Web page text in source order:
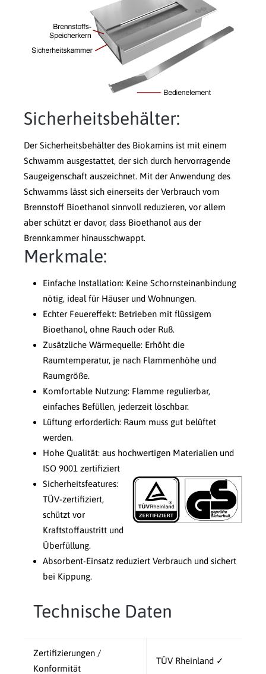
Sicherheitsbehälter:
Der Sicherheitsbehälter des Biokamins ist mit einem
Schwamm ausgestattet, der sich durch hervorragende
Saugeigenschaft auszeichnet. Mit der Anwendung des
Schwamms lässt sich einerseits der Verbrauch vom
Brennstoff Bioethanol sinnvoll reduzieren, vor allem
aber schützt er davor, dass Bioethanol aus der
Brennkammer hinausschwappt.
Merkmale:
Einfache Installation: Keine Schornsteinanbindung
nötig, ideal für Häuser und Wohnungen.
Echter Feuereffekt: Betrieben mit flüssigem
Bioethanol, ohne Rauch oder Ruß.
Zusätzliche Wärmequelle: Erhöht die
Raumtemperatur, je nach Flammenhöhe und
Raumgröße.
Komfortable Nutzung: Flamme regulierbar,
einfaches Befüllen, jederzeit löschbar.
Lüftung erforderlich: Raum muss gut belüftet
werden.
Hohe Qualität: aus hochwertigen Materialien und
ISO 9001 zertifiziert
Sicherheitsfeatures:
TÜV-zertifiziert,
schützt vor
Kraftstoffaustritt und
Überfüllung.
Absorbent-Einsatz reduziert Verbrauch und sichert
bei Kippung.
Technische Daten
Zertifizierungen /
Konformität
TÜV Rheinland ✓